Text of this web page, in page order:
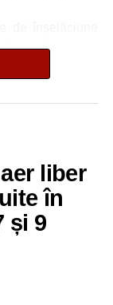
cât și prin
seniori să nu
suspecte și
de bani sub
un accident
să manifeste
de persoane
încrederea prin
îmbrățișările,
furt.
liber
în
și 9